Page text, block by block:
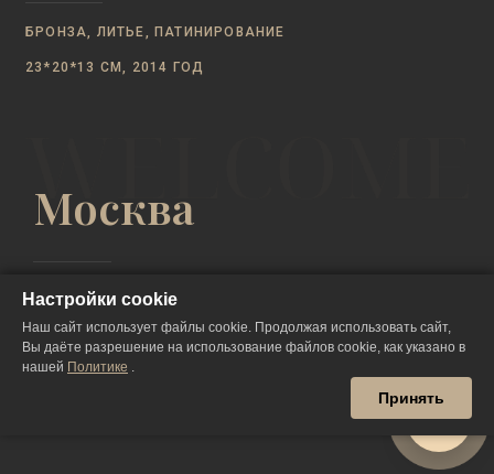
БРОНЗА, ЛИТЬЕ, ПАТИНИРОВАНИЕ
23*20*13 СМ, 2014 ГОД
Москва
ул. Садовая-Кудринская, д. 25, 3 этаж, офис
303, 123001
+7 (911) 932 11 53
Настройки cookie
Наш сайт использует файлы cookie. Продолжая использовать сайт,
Вы даёте разрешение на использование файлов cookie, как указано в
нашей Политике .
Принять